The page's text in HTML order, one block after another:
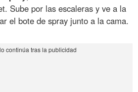
Sube por las escaleras y ve a la
el bote de spray junto a la cama.